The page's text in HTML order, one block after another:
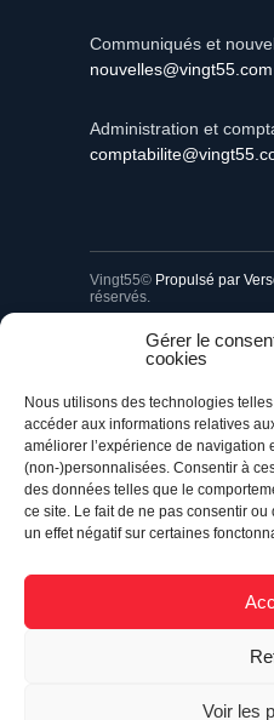
Gérer le
cookies
Nous utilisons des technologies
accéder aux informations relatives
améliorer l’expérience de navigation
(non-)personnalisées. Consentir à
des données telles que le
ce site. Le fait de ne pas consentir
un effet négatif sur certaines
Voir les
Communiqués et
nouvelles@vingt55.com
Administration et
Vingt55© Propulsé par
réservés.